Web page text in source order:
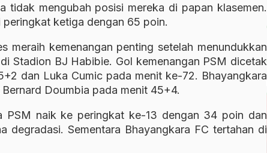
tidak mengubah posisi mereka di papan klasemen.
ketiga dengan 65 poin.
meraih kemenangan penting setelah menundukkan
Stadion BJ Habibie. Gol kemenangan PSM dicetak
dan Luka Cumic pada menit ke-72. Bhayangkara
Doumbia pada menit 45+4.
PSM naik ke peringkat ke-13 dengan 34 poin dan
degradasi. Sementara Bhayangkara FC tertahan di